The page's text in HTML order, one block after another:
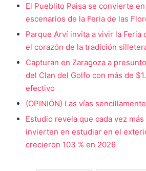
El Pueblito Paisa se convierte
escenarios de la Feria de las
Parque Arví invita a vivir la Feria
el corazón de la tradición
Capturan en Zaragoza a
del Clan del Golfo con más de
efectivo
(OPINIÓN) Las vías
Estudio revela que cada vez
invierten en estudiar en el
crecieron 103 % en 2026